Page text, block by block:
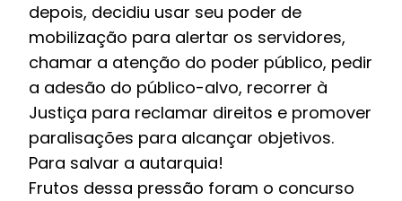
depois, decidiu usar seu poder de
mobilização para alertar os servidores,
chamar a atenção do poder público, pedir
a adesão do público-alvo, recorrer à
Justiça para reclamar direitos e promover
paralisações para alcançar objetivos.
Para salvar a autarquia!
Frutos dessa pressão foram o concurso